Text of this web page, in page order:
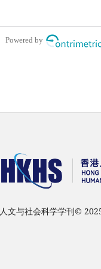
Powered by
人文与社会科学学刊©